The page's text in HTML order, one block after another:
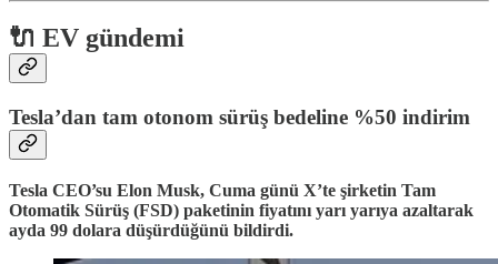
🔌 EV gündemi
Tesla’dan tam otonom sürüş bedeline %50 indirim
Tesla CEO’su Elon Musk, Cuma günü X’te şirketin Tam
Otomatik Sürüş (FSD) paketinin fiyatını yarı yarıya azaltarak
ayda 99 dolara düşürdüğünü bildirdi.